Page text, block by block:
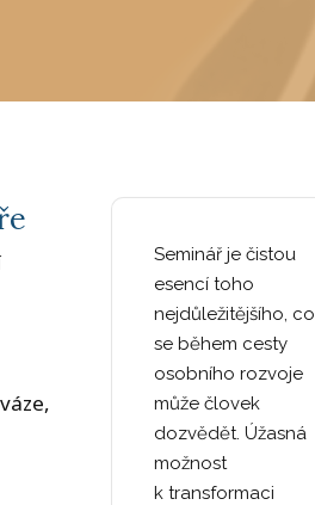
Seminář je čistou
esencí toho
nejdůležitějšího, co
se během cesty
osobního rozvoje
může človek
dozvědět. Úžasná
možnost
k transformaci